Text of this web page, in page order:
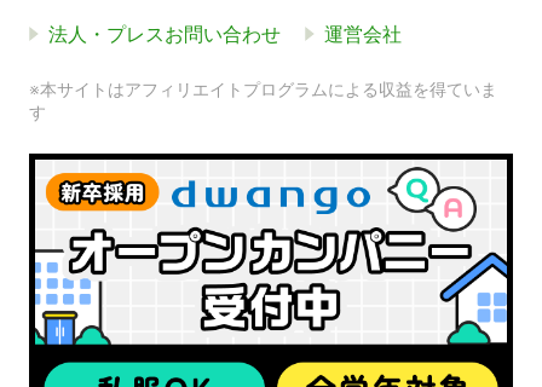
法人・プレスお問い合わせ 運営会社
※本サイトはアフィリエイトプログラムによる収益を得ていま
す